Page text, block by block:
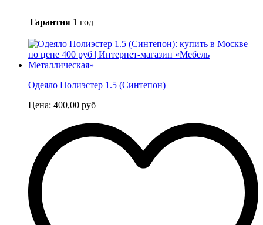
Гарантия 1 год
Одеяло Полиэстер 1.5 (Синтепон)
Цена: 400,00 руб